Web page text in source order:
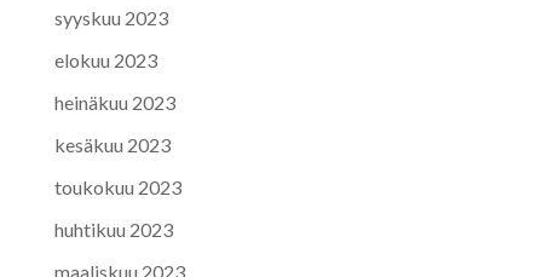
syyskuu 2023
elokuu 2023
heinäkuu 2023
kesäkuu 2023
toukokuu 2023
huhtikuu 2023
maaliskuu 2023